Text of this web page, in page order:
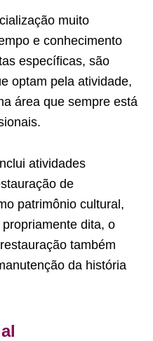
muito
e conhecimento
específicas, são
optam pela atividade,
área que sempre está
atividades
de
patrimônio cultural,
dita, o
também
da história